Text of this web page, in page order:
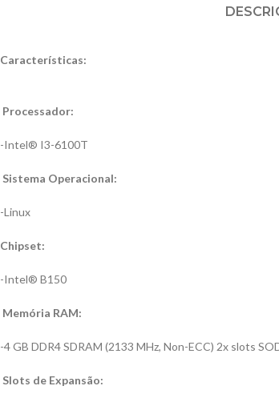
Características:
Processador:
-Intel® I3-6100T
Sistema Operacional:
-Linux
Chipset:
-Intel® B150
Memória RAM:
-4 GB DDR4 SDRAM (2133 MHz, Non-ECC) 2x slots
Slots de Expansão: